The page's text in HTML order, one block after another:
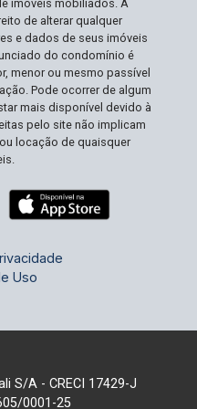
necessidades de
localizadas e com
mercado atual.
você estabelecer ou
local que promove
Agende sua visita e
do seu negócio!
imóveis mobiliados. A
de alterar qualquer
e dados de seus imóveis
do condomínio é
menor ou mesmo passível
Pode ocorrer de algum
mais disponível devido à
pelo site não implicam
locação de quaisquer
Uso
S/A - CRECI 17429-J
0001-25